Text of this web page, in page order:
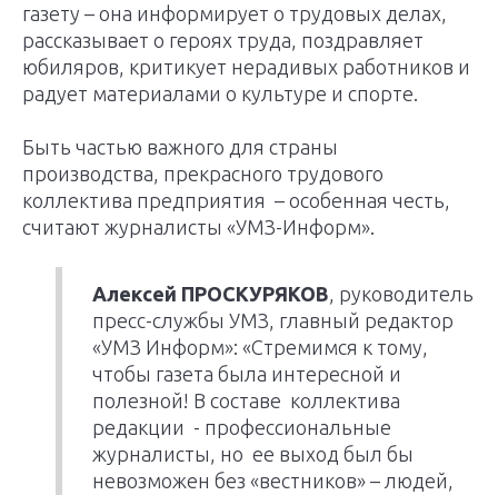
газету – она информирует о трудовых делах,
рассказывает о героях труда, поздравляет
юбиляров, критикует нерадивых работников и
радует материалами о культуре и спорте.
Быть частью важного для страны
производства, прекрасного трудового
коллектива предприятия – особенная честь,
считают журналисты «УМЗ-Информ».
Алексей ПРОСКУРЯКОВ, руководитель
пресс-службы УМЗ, главный редактор
«УМЗ Информ»: «Стремимся к тому,
чтобы газета была интересной и
полезной! В составе коллектива
редакции - профессиональные
журналисты, но ее выход был бы
невозможен без «вестников» – людей,